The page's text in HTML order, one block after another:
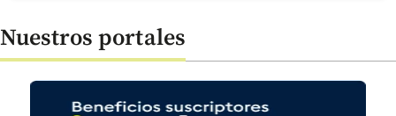
Nuestros portales